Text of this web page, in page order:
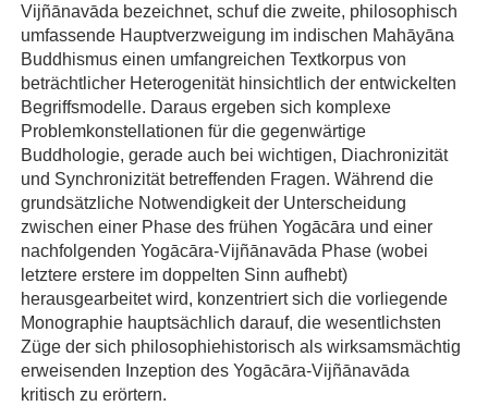
Vijñānavāda bezeichnet, schuf die zweite, philosophisch
umfassende Hauptverzweigung im indischen Mahāyāna
Buddhismus einen umfangreichen Textkorpus von
beträchtlicher Heterogenität hinsichtlich der entwickelten
Begriffsmodelle. Daraus ergeben sich komplexe
Problemkonstellationen für die gegenwärtige
Buddhologie, gerade auch bei wichtigen, Diachronizität
und Synchronizität betreffenden Fragen. Während die
grundsätzliche Notwendigkeit der Unterscheidung
zwischen einer Phase des frühen Yogācāra und einer
nachfolgenden Yogācāra-Vijñānavāda Phase (wobei
letztere erstere im doppelten Sinn aufhebt)
herausgearbeitet wird, konzentriert sich die vorliegende
Monographie hauptsächlich darauf, die wesentlichsten
Züge der sich philosophiehistorisch als wirksamsmächtig
erweisenden Inzeption des Yogācāra-Vijñānavāda
kritisch zu erörtern.